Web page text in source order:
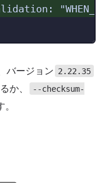
: "
バージョン 2.22.35
か、
--checksum-